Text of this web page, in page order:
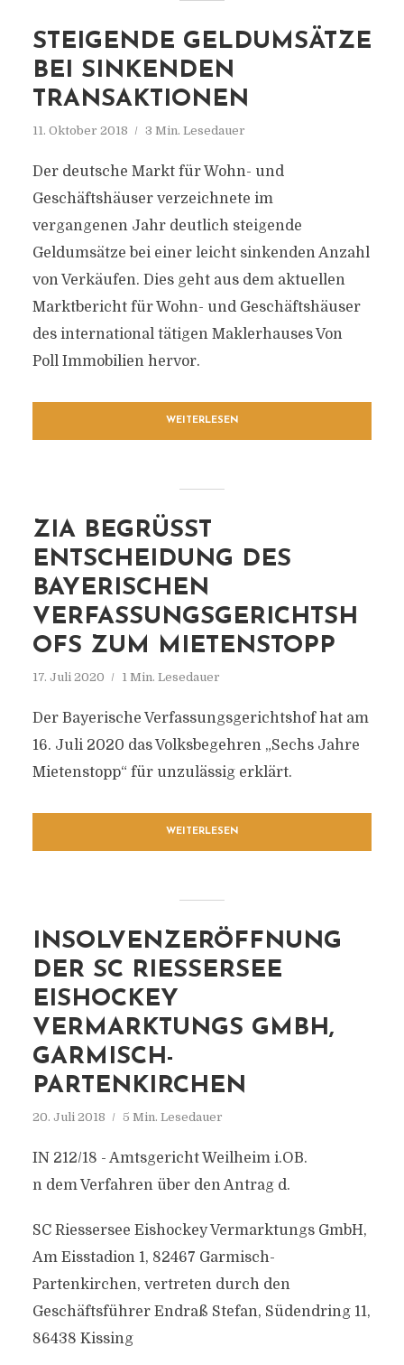
STEIGENDE GELDUMSÄTZE
BEI SINKENDEN
TRANSAKTIONEN
11. Oktober 2018 3 Min. Lesedauer
Der deutsche Markt für Wohn- und
Geschäftshäuser verzeichnete im
vergangenen Jahr deutlich steigende
Geldumsätze bei einer leicht sinkenden Anzahl
von Verkäufen. Dies geht aus dem aktuellen
Marktbericht für Wohn- und Geschäftshäuser
des international tätigen Maklerhauses Von
Poll Immobilien hervor.
WEITERLESEN
ZIA BEGRÜSST E
NTSCHEIDUNG DES B
AYERISCHEN V
ERFASSUNGSGERICHTSHO
FS ZUM MIETENSTOPP
17. Juli 2020 1 Min. Lesedauer
Der Bayerische Verfassungsgerichtshof hat am
16. Juli 2020 das Volksbegehren „Sechs Jahre
Mietenstopp“ für unzulässig erklärt.
WEITERLESEN
INSOLVENZERÖFFNUNG
DER SC RIESSERSEE
EISHOCKEY
VERMARKTUNGS GMBH,
GARMISCH-
PARTENKIRCHEN
20. Juli 2018 5 Min. Lesedauer
IN 212/18 - Amtsgericht Weilheim i.OB.
n dem Verfahren über den Antrag d.
SC Riessersee Eishockey Vermarktungs GmbH,
Am Eisstadion 1, 82467 Garmisch-
Partenkirchen, vertreten durch den
Geschäftsführer Endraß Stefan, Südendring 11,
86438 Kissing